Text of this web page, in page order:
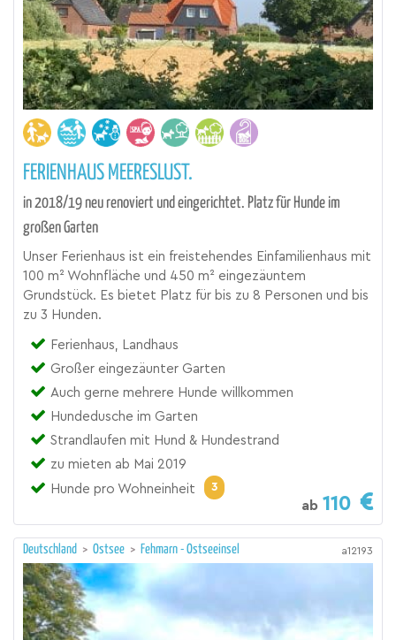
FERIENHAUS MEERESLUST.
in 2018/19 neu renoviert und eingerichtet. Platz für Hunde im
großen Garten
Unser Ferienhaus ist ein freistehendes Einfamilienhaus mit
100 m² Wohnfläche und 450 m² eingezäuntem
Grundstück. Es bietet Platz für bis zu 8 Personen und bis
zu 3 Hunden.
Ferienhaus, Landhaus
Großer eingezäunter Garten
Auch gerne mehrere Hunde willkommen
Hundedusche im Garten
Strandlaufen mit Hund & Hundestrand
zu mieten ab Mai 2019
Hunde pro Wohneinheit
3
ab 110
Deutschland > Ostsee > Fehmarn - Ostseeinsel a12193